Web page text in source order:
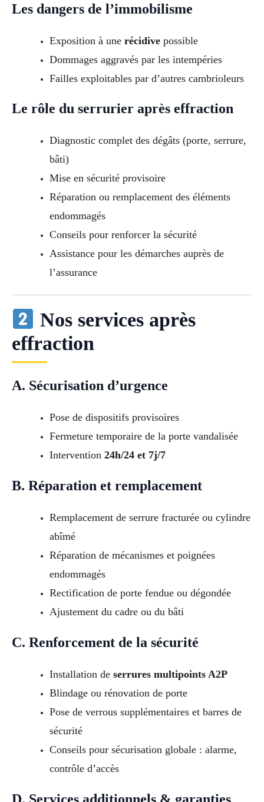
Les dangers de l’immobilisme
Exposition à une récidivepossible
Dommages aggravés par les intempéries
Failles exploitables par d’autres cambrioleurs
Le rôle du serrurier après effraction
Diagnostic complet des dégâts (porte, serrure,
bâti)
Mise en sécurité provisoire
Réparation ou remplacement des éléments
endommagés
Conseils pour renforcer la sécurité
Assistance pour les démarches auprès de
l’assurance
Nos services après
effraction
A. Sécurisation d’urgence
Pose de dispositifs provisoires
Fermeture temporaire de la porte vandalisée
Intervention 24h/24 et 7j/7
B. Réparation et remplacement
Remplacement de serrure fracturée ou cylindre
abîmé
Réparation de mécanismes et poignées
endommagés
Rectification de porte fendue ou dégondée
Ajustement du cadre ou du bâti
C. Renforcement de la sécurité
Installation de serrures multipoints A2P
Blindage ou rénovation de porte
Pose de verrous supplémentaires et barres de
sécurité
Conseils pour sécurisation globale : alarme,
contrôle d’accès
D. Services additionnels & garanties